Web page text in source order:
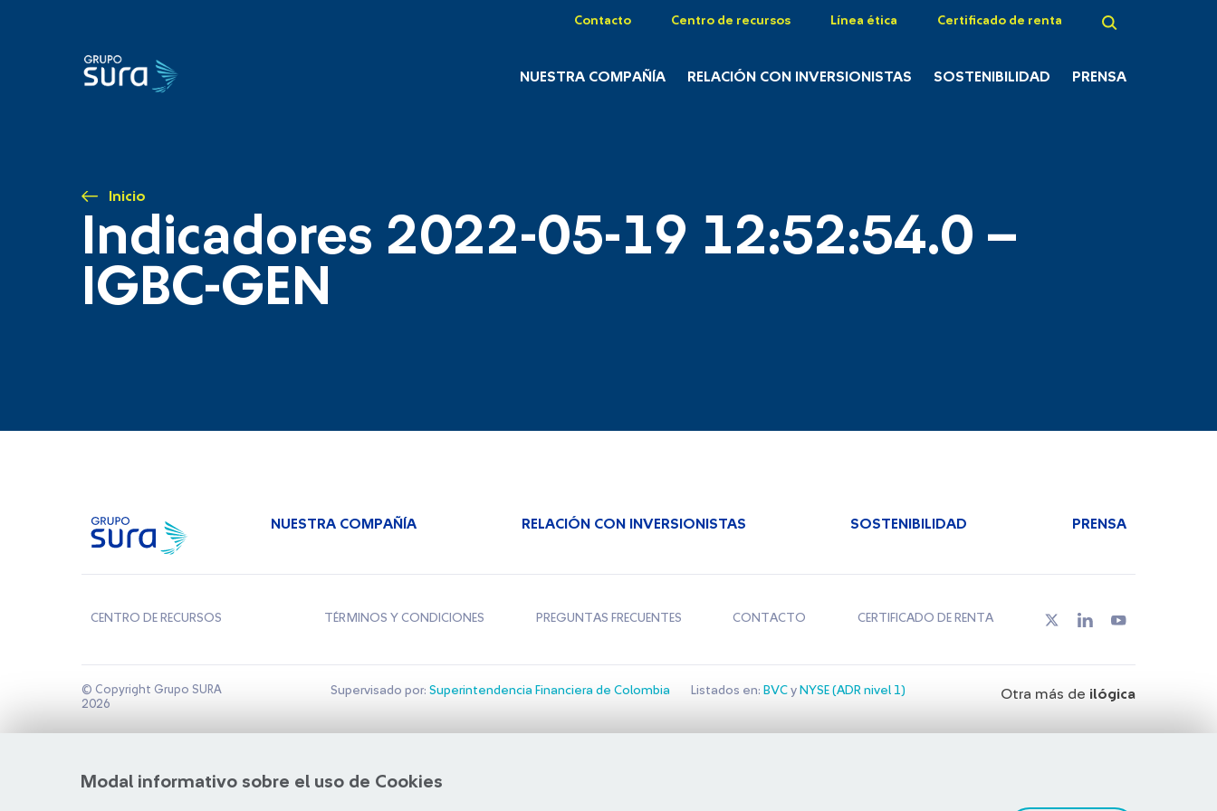
Contacto Centro de recursos Línea ética Certificado de renta
NUESTRA COMPAÑÍA RELACIÓN CON INVERSIONISTAS SOSTENIBILIDAD PRENSA
Inicio
Indicadores 2022-05-19 12:52:54.0 –
IGBC-GEN
Modal informativo sobre el uso de Cookies
NUESTRA COMPAÑÍA RELACIÓN CON INVERSIONISTAS SOSTENIBILIDAD PRENSA
CENTRO DE RECURSOS TÉRMINOS Y CONDICIONES PREGUNTAS FRECUENTES CONTACTO CERTIFICADO DE RENTA
© Copyright Grupo SURA
2026
Supervisado por: Superintendencia Financiera de Colombia Listados en: BVCy NYSE (ADR nivel 1) Otra más de ilógica